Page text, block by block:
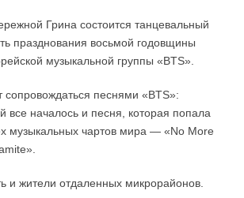
Грина состоится танцевальный
празднования восьмой годовщины
музыкальной группы «BTS».
песнями «BTS»:
все началось и песня, которая попала
музыкальных чартов мира — «No More
и жители отдаленных микрорайонов.